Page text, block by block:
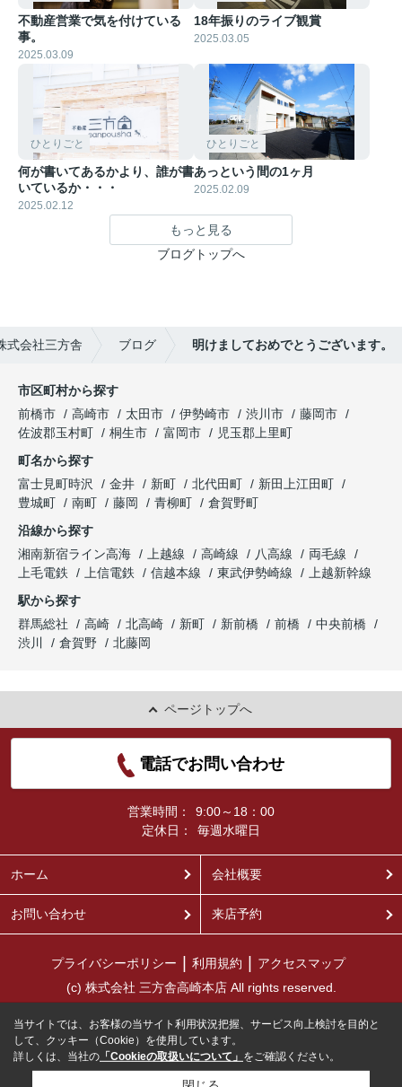
不動産営業で気を付けている
事。
2025.03.09
18年振りのライブ観賞
2025.03.05
ひとりごと
何が書いてあるかより、誰が書
いているか・・・
2025.02.12
ひとりごと
あっという間の1ヶ月
2025.02.09
もっと見る
ブログトップへ
式会社三方舎 ブログ 明けましておめでとうございます。
市区町村から探す
前橋市
高崎市 太田市 伊勢崎市 渋川市
藤岡市
佐波郡玉村町
桐生市 富岡市
児玉郡上里町
町名から探す
富士見町時沢
金井 新町 北代田町
新田上江田町
豊城町
南町 藤岡 青柳町
倉賀野町
沿線から探す
湘南新宿ライン高海
上越線 高崎線 八高線
両毛線
上毛電鉄
上信電鉄 信越本線 東武伊勢崎線
上越新幹線
駅から探す
群馬総社
高崎 北高崎 新町 新前橋 前橋
中央前橋
渋川
倉賀野 北藤岡
ページトップへ
電話でお問い合わせ
営業時間：
9:00～18：00
定休日：
毎週水曜日
ホーム 会社概要
お問い合わせ 来店予約
プライバシーポリシー 利用規約
アクセスマップ
(c) 株式会社 三方舎高崎本店 All rights reserved.
当サイトでは、お客様の当サイト利用状況把握、サービス向上検討を目的と
して、クッキー（Cookie）を使用しています。
詳しくは、当社の 「Cookieの取扱いについて」 をご確認ください。